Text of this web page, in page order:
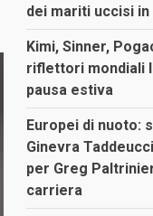
dei mariti uccisi in
Kimi, Sinner,
riflettori mondiali
pausa estiva
Europei di nuoto:
Ginevra
per Greg
carriera